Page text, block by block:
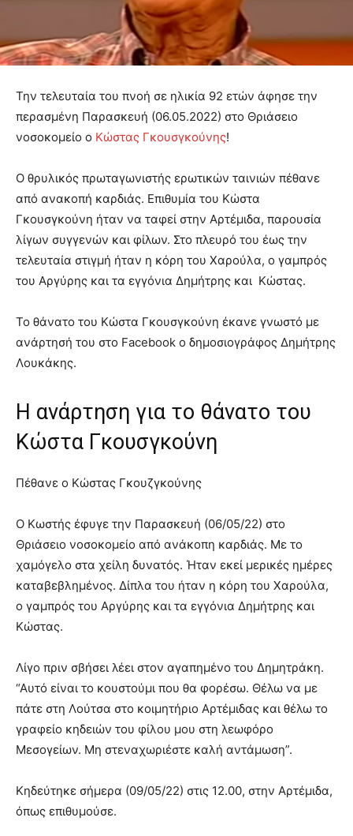
Την τελευταία του πνοή σε ηλικία 92 ετών άφησε την
περασμένη Παρασκευή (06.05.2022) στο Θριάσειο
νοσοκομείο ο Κώστας Γκουσγκούνης!
Ο θρυλικός πρωταγωνιστής ερωτικών ταινιών πέθανε
από ανακοπή καρδιάς. Επιθυμία του Κώστα
Γκουσγκούνη ήταν να ταφεί στην Αρτέμιδα, παρουσία
λίγων συγγενών και φίλων. Στο πλευρό του έως την
τελευταία στιγμή ήταν η κόρη του Χαρούλα, ο γαμπρός
του Αργύρης και τα εγγόνια Δημήτρης και Κώστας.
Το θάνατο του Κώστα Γκουσγκούνη έκανε γνωστό με
ανάρτησή του στο Facebook ο δημοσιογράφος Δημήτρης
Λουκάκης.
Η ανάρτηση για το θάνατο του
Κώστα Γκουσγκούνη
Πέθανε ο Κώστας Γκουζγκούνης
Ο Κωστής έφυγε την Παρασκευή (06/05/22) στο
Θριάσειο νοσοκομείο από ανάκοπη καρδιάς. Με το
χαμόγελο στα χείλη δυνατός. Ήταν εκεί μερικές ημέρες
καταβεβλημένος. Δίπλα του ήταν η κόρη του Χαρούλα,
ο γαμπρός του Αργύρης και τα εγγόνια Δημήτρης και
Κώστας.
Λίγο πριν σβήσει λέει στον αγαπημένο του Δημητράκη.
“Αυτό είναι το κουστούμι που θα φορέσω. Θέλω να με
πάτε στη Λούτσα στο κοιμητήριο Αρτέμιδας και θέλω το
γραφείο κηδειών του φίλου μου στη λεωφόρο
Μεσογείων. Μη στεναχωριέστε καλή αντάμωση”.
Κηδεύτηκε σήμερα (09/05/22) στις 12.00, στην Αρτέμιδα,
όπως επιθυμούσε.